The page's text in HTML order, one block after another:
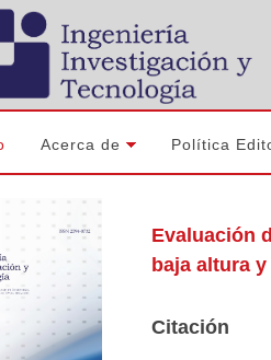
Acerca de Política
Evaluación
baja altura
Citación